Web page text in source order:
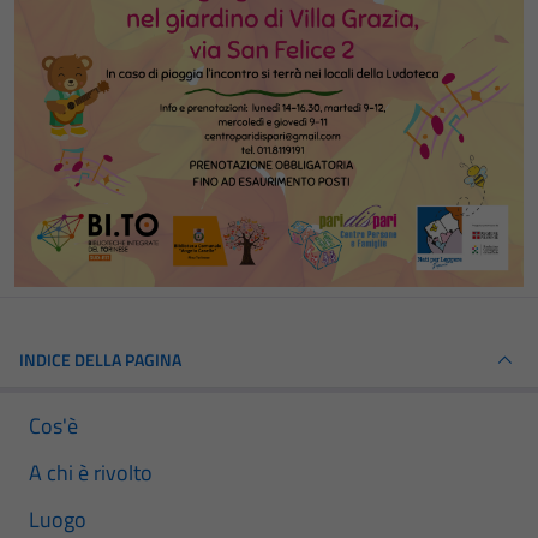
INDICE DELLA PAGINA
Cos'è
A chi è rivolto
Luogo